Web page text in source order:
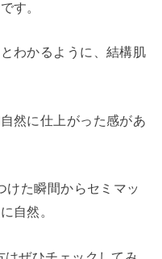
す。
わかるように、結構肌
然に仕上がった感があ
けた瞬間からセミマッ
自然。